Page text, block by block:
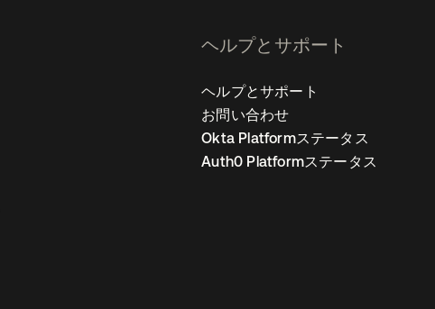
ヘルプとサポート
ヘルプとサポート
お問い合わせ
Okta Platformステータス
Auth0 Platformステータス